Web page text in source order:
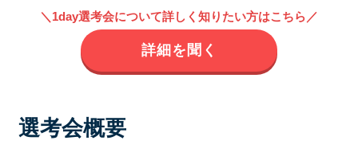
＼1day選考会について詳しく知りたい方はこちら／
詳細を聞く
選考会概要